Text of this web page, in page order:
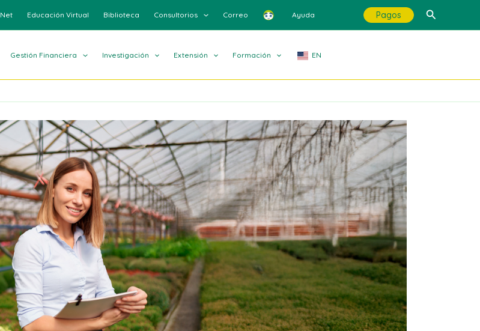
Educación Virtual Biblioteca Consultorios Correo Ayuda Pagos Buscar
Gestión Financiera Investigación Extensión Formación EN